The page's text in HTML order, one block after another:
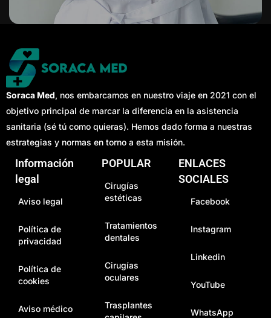
Soraca Med, nos embarcamos en nuestro viaje en 2021 con el
objetivo principal de marcar la diferencia en la asistencia
sanitaria (sé tú como quieras). Hemos dado forma a nuestras
estrategias y normas en torno a esta misión.
Información
legal
Aviso legal
Política de
privacidad
Política de
cookies
Aviso médico
POPULAR
Cirugías
estéticas
Tratamientos
dentales
Cirugías
oculares
Trasplantes
ENLACES
SOCIALES
Facebook
Instagram
Linkedin
YouTube
WhatsApp